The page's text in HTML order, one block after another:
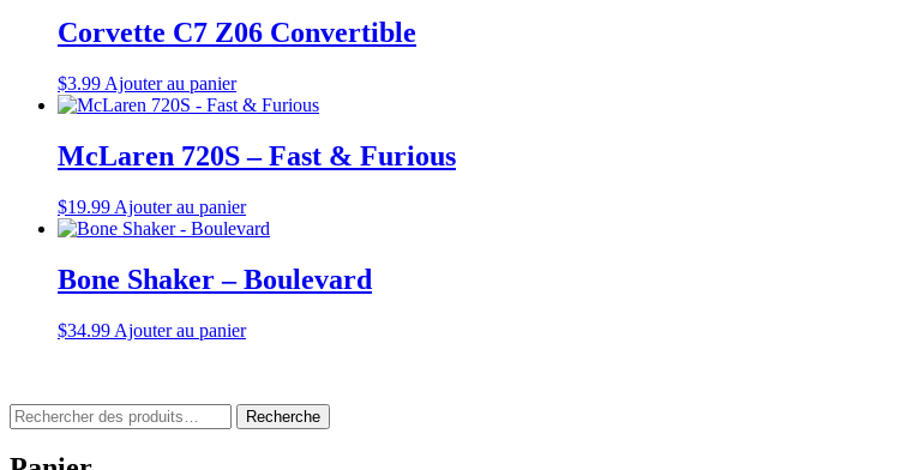
Corvette C7 Z06 Convertible
$3.99 Ajouter au panier
McLaren 720S – Fast & Furious
$19.99 Ajouter au panier
Bone Shaker – Boulevard
$34.99 Ajouter au panier
Rechercher
:
Recherche